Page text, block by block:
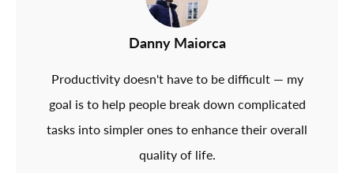
Danny Maiorca
Productivity doesn't have to be difficult — my
goal is to help people break down complicated
tasks into simpler ones to enhance their overall
quality of life.